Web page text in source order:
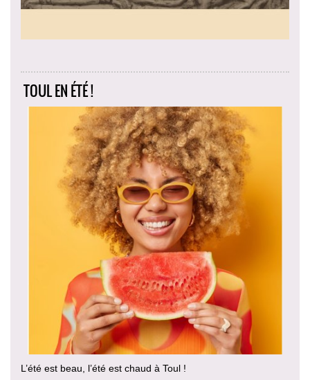
TOUL EN ÉTÉ !
L’été est beau, l’été est chaud à Toul !